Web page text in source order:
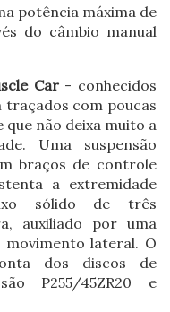
potência máxima de
do câmbio manual
Car- conhecidos
com poucas
que não deixa muito a
Uma suspensão
braços de controle
a extremidade
sólido de três
auxiliado por uma
lateral. O
dos discos de
P255/45ZR20 e